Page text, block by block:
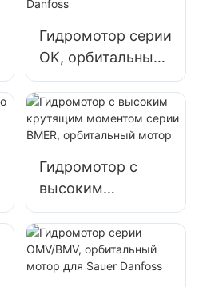
Гидромотор серии
OK, орбитальный
мотор для Danfoss
Гидромотор с
высоким
крутящим
моментом серии
BMER,
орбитальный